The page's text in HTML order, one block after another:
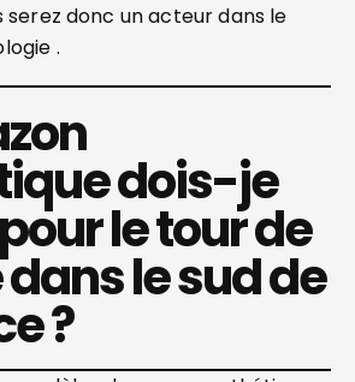
serez donc un acteur dans le
.
dois-je
le tour de
le sud de
?